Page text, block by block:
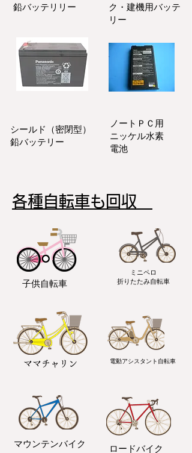
鉛バッテリリー
ク・建機用バッテ
リー
シールド（密閉型）
鉛バッテリー
ノートＰＣ用
ニッケル水素
電池
各種自転車も回収
子供自転車
ミニペロ
​折りたたみ自転車
ママチャリン 電動アシスタント自転車
マウンテンバイク ロードバイク